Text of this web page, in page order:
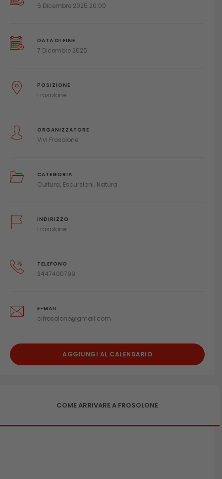
6 Dicembre 2025 20:00
DATA DI FINE
7 Dicembre 2025
POSIZIONE
Frosolone
ORGANIZZATORE
Vivi Frosolone
CATEGORIA
Cultura Escursioni Natura
INDIRIZZO
Frosolone
TELEFONO
3447400799
E-MAIL
cifrosolone@gmail.com
AGGIUNGI AL CALENDARIO
COME ARRIVARE A FROSOLONE